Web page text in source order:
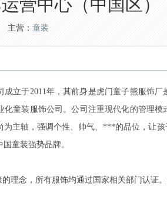
营中心（中国区）
主营： 童装
成立于2011年，其前身是虎门童子熊服饰
化童装服饰公司。公司注重现代化的管理
为主轴，强调个性、帅气、***的品位，让
童装强势品牌。
理念，所有服饰均通过国家相关部门认证